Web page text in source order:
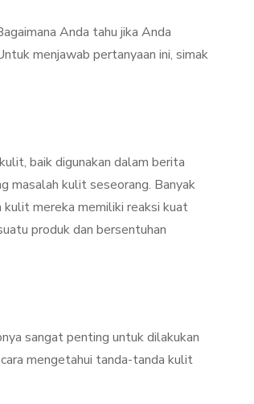
Anda tahu jika Anda
menjawab pertanyaan ini, simak
baik digunakan dalam berita
masalah kulit seseorang. Banyak
mereka memiliki reaksi kuat
produk dan bersentuhan
sangat penting untuk dilakukan
mengetahui tanda-tanda kulit
Terjadi Pengelupasan